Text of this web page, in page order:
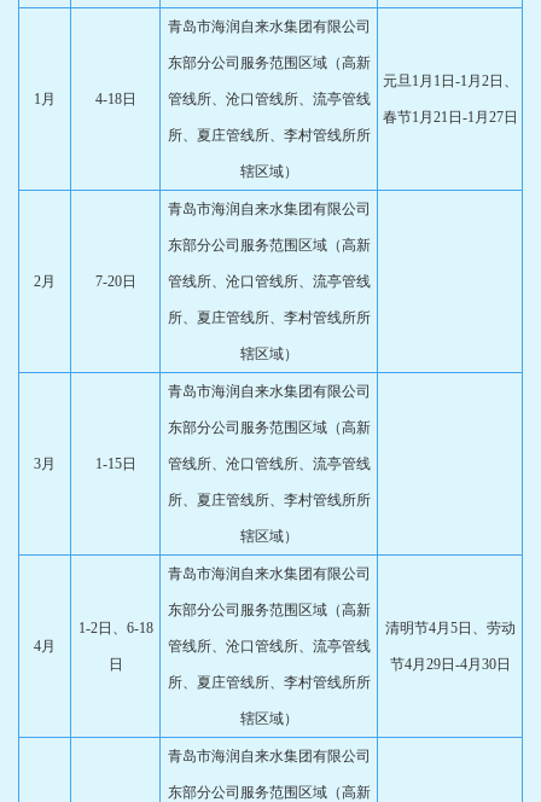
1月 4-18日
青岛市海润自来水集团有限公司
东部分公司服务范围区域（高新
管线所、沧口管线所、流亭管线
所、夏庄管线所、李村管线所所
辖区域）
元旦1月1日-1月2日、
春节1月21日-1月27日
2月 7-20日
青岛市海润自来水集团有限公司
东部分公司服务范围区域（高新
管线所、沧口管线所、流亭管线
所、夏庄管线所、李村管线所所
辖区域）
3月 1-15日
青岛市海润自来水集团有限公司
东部分公司服务范围区域（高新
管线所、沧口管线所、流亭管线
所、夏庄管线所、李村管线所所
辖区域）
4月
1-2日、6-18
日
青岛市海润自来水集团有限公司
东部分公司服务范围区域（高新
管线所、沧口管线所、流亭管线
所、夏庄管线所、李村管线所所
辖区域）
清明节4月5日、劳动
节4月29日-4月30日
青岛市海润自来水集团有限公司
东部分公司服务范围区域（高新